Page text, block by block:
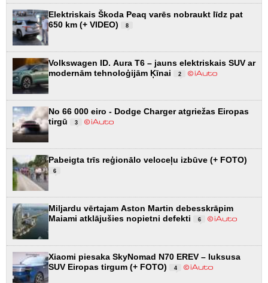
Elektriskais Škoda Peaq varēs nobraukt līdz pat
650 km (+ VIDEO)
8
Volkswagen ID. Aura T6 – jauns elektriskais SUV ar
modernām tehnoloģijām Ķīnai
2
No 66 000 eiro - Dodge Charger atgriežas Eiropas
tirgū
3
Pabeigta trīs reģionālo veloceļu izbūve (+ FOTO)
6
Miljardu vērtajam Aston Martin debesskrāpim
Maiami atklājušies nopietni defekti
6
Xiaomi piesaka SkyNomad N70 EREV – luksusa
SUV Eiropas tirgum (+ FOTO)
4